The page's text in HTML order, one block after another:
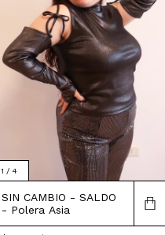
1 / 4
SIN CAMBIO - SALDO
- Polera Asia